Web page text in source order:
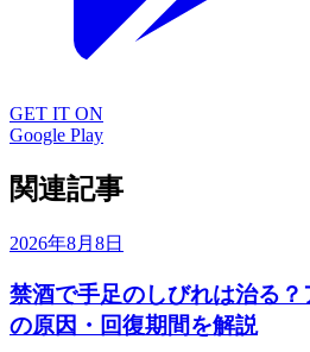
GET IT ON
Google Play
関連記事
2026年8月8日
禁酒で手足のしびれは治る
の原因・回復期間を解説